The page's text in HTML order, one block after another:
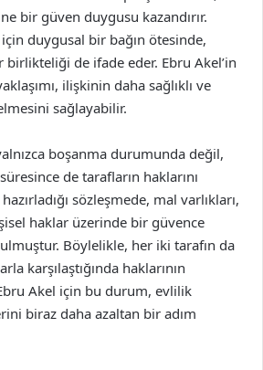
bir güven duygusu kazandırır.
duygusal bir bağın ötesinde,
de ifade eder. Ebru Akel’in
ilişkinin daha sağlıklı ve
sağlayabilir.
boşanma durumunda değil,
de tarafların haklarını
sözleşmede, mal varlıkları,
haklar üzerinde bir güvence
Böylelikle, her iki tarafın da
karşılaştığında haklarının
Akel için bu durum, evlilik
biraz daha azaltan bir adım